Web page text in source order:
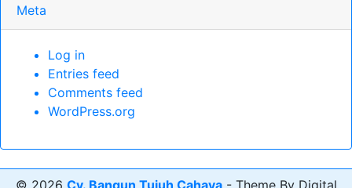
Meta
Log in
Entries feed
Comments feed
WordPress.org